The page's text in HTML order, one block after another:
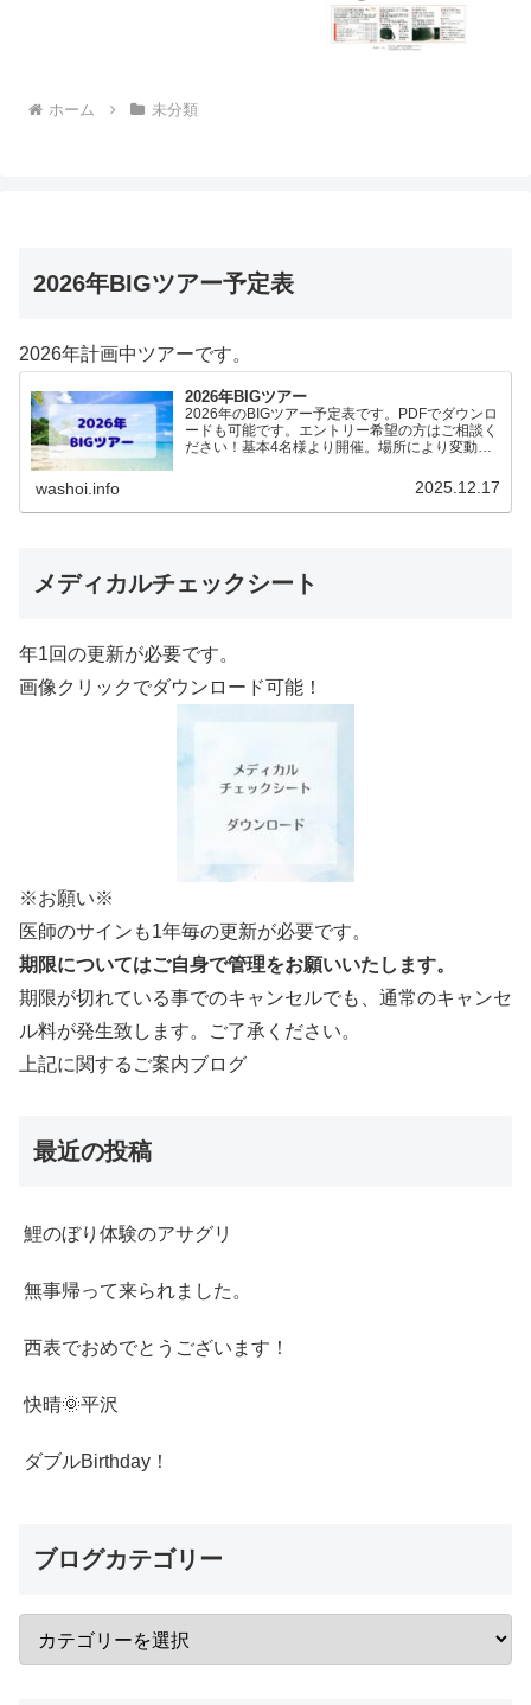
ホーム 未分類
2026年BIGツアー予定表
2026年計画中ツアーです。
2026年BIGツアー
2026年のBIGツアー予定表です。PDFでダウンロ
ードも可能です。エントリー希望の方はご相談く
ださい！基本4名様より開催。場所により変動あ
（12.19更新）ダウンロードPDFでアップロード
washoi.info 2025.12.17
メディカルチェックシート
年1回の更新が必要です。
画像クリックでダウンロード可能！
※お願い※
医師のサインも1年毎の更新が必要です。
期限についてはご自身で管理をお願いいたします。
期限が切れている事でのキャンセルでも、通常のキャンセ
ル料が発生致します。ご了承ください。
上記に関するご案内ブログ
最近の投稿
鯉のぼり体験のアサグリ
無事帰って来られました。
西表でおめでとうございます！
快晴🌞平沢
ダブルBirthday！
ブログカテゴリー